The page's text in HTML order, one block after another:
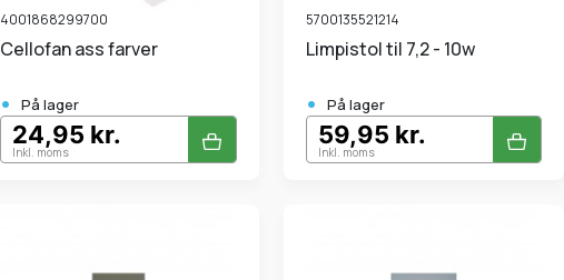
4001868299700
Cellofan ass farver
• På lager
24,95 kr.
Inkl. moms
5700135521214
Limpistol til 7,2 - 10w
• På lager
59,95 kr.
Inkl. moms